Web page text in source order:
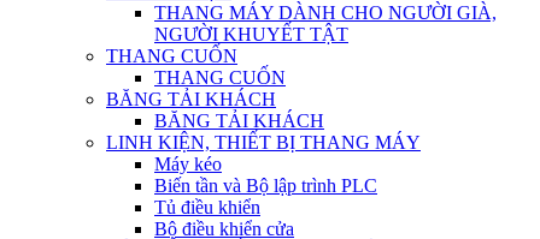
THANG MÁY DÀNH CHO NGƯỜI GIÀ,
NGƯỜI KHUYẾT TẬT
THANG CUỐN
THANG CUỐN
BĂNG TẢI KHÁCH
BĂNG TẢI KHÁCH
LINH KIỆN, THIẾT BỊ THANG MÁY
Máy kéo
Biến tần và Bộ lập trình PLC
Tủ điều khiển
Bộ điều khiển cửa